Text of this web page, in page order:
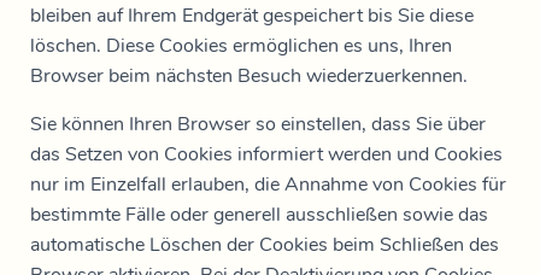
bleiben auf Ihrem Endgerät gespeichert bis Sie diese
löschen. Diese Cookies ermöglichen es uns, Ihren
Browser beim nächsten Besuch wiederzuerkennen.
Sie können Ihren Browser so einstellen, dass Sie über
das Setzen von Cookies informiert werden und Cookies
nur im Einzelfall erlauben, die Annahme von Cookies für
bestimmte Fälle oder generell ausschließen sowie das
automatische Löschen der Cookies beim Schließen des